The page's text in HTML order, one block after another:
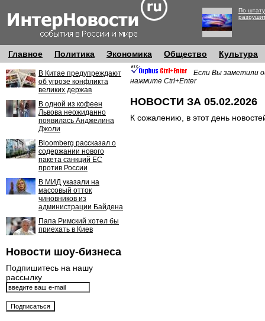
По
Главное Политика Экономика Общество Культура
В Китае предупреждают
об угрозе конфликта
великих держав
В одной из кофеен
Львова неожиданно
появилась Анджелина
Джоли
Bloomberg рассказал о
содержании нового
пакета санкций ЕС
против России
В МИД указали на
массовый отток
чиновников из
администрации Байдена
Папа Римский хотел бы
приехать в Киев
Новости шоу-бизнеса
Подпишитесь на нашу
рассылку
Если Вы заметили
нажмите Ctrl+Enter
НОВОСТИ ЗА 05.02.2026
К сожалению, в этот день